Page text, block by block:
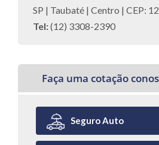
SP | Taubaté | Centro | CEP:
Tel:(12) 3308-2390
Faça uma cotação
Seguro Auto